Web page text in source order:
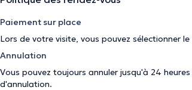
Paiement sur place
Lors de votre visite, vous pouvez sélectionner
Annulation
Vous pouvez toujours annuler jusqu'à 24
d'annulation.